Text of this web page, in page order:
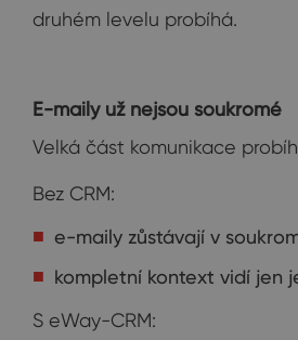
druhém levelu probíhá.
E-maily už nejsou soukromé
Velká část komunikace
Bez CRM:
e-maily zůstávají v
kompletní kontext vidí jen
S eWay-CRM: